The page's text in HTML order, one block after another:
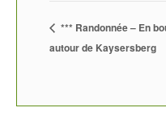
*** Randonnée – En
autour de Kaysersberg